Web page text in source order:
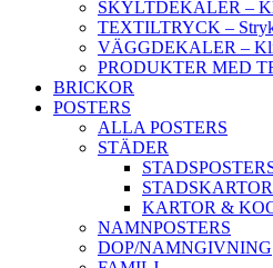
SKYLTDEKALER –
TEXTILTRYCK –
VÄGGDEKALER –
PRODUKTER MED
BRICKOR
POSTERS
ALLA POSTERS
STÄDER
STADSKARTOR
KARTOR &
NAMNPOSTERS
DOP/NAMNGIVNING